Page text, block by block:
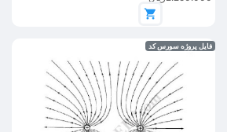
فایل پروژه سورس کد